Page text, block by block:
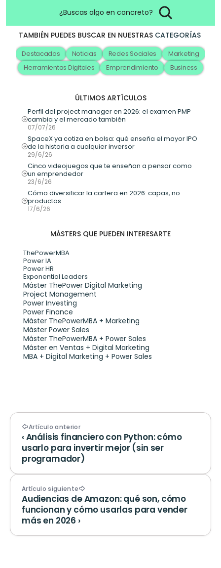
¿Buscas algo en concreto?
TAMBIÉN PUEDES BUSCAR EN NUESTRAS CATEGORÍAS
Destacados Noticias Redes Sociales
Marketing
Herramientas Digitales
Emprendimiento Business
ÚLTIMOS ARTÍCULOS
Perfil del project manager en 2026: el examen PMP
cambia y el mercado también
07/07/26
SpaceX ya cotiza en bolsa: qué enseña el mayor IPO
de la historia a cualquier inversor
29/6/26
Cinco videojuegos que te enseñan a pensar como
un emprendedor
23/6/26
Cómo diversificar la cartera en 2026: capas, no
productos
17/6/26
MÁSTERS QUE PUEDEN INTERESARTE
ThePowerMBA
Power IA
Power HR
Exponential Leaders
Máster ThePower Digital Marketing
Project Management
Power Investing
Power Finance
Máster ThePowerMBA + Marketing
Máster Power Sales
Máster ThePowerMBA + Power Sales
Máster en Ventas + Digital Marketing
MBA + Digital Marketing + Power Sales
Artículo anterior
‹ Análisis financiero con Python: cómo
usarlo para invertir mejor (sin ser
programador)
Artículo siguiente
Audiencias de Amazon: qué son, cómo
funcionan y cómo usarlas para vender
más en 2026 ›